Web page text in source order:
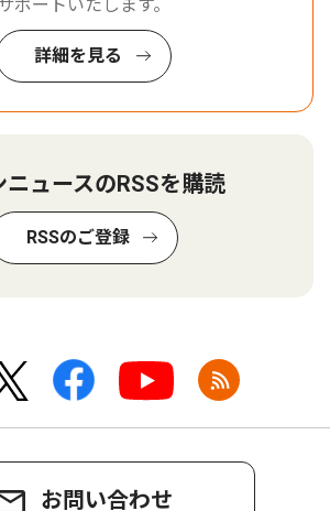
ポートいたします。
詳細を見る
ニュースのRSSを購読
RSSのご登録
お問い合わせ